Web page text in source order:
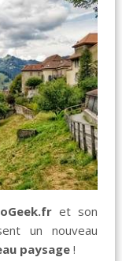
et son
un nouveau
paysage!